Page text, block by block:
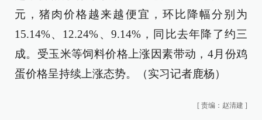
元，猪肉价格越来越便宜，环比降幅分别为
15.14%、12.24%、9.14%，同比去年降了约三
成。受玉米等饲料价格上涨因素带动，4月份鸡
蛋价格呈持续上涨态势。（实习记者鹿杨）
[ 责编：赵清建 ]